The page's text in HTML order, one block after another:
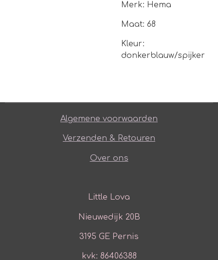
Merk: Hema
Maat: 68
Kleur:
donkerblauw/spijker
Algemene voorwaarden
Verzenden & Retouren
Over ons
Little Lova
Nieuwedijk 20B
3195 GE Pernis
kvk: 86406388